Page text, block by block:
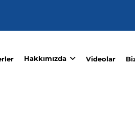
Hakkımızda Videolar